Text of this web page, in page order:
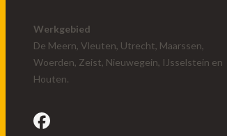
Werkgebied
De Meern, Vleuten, Utrecht, Maarssen,
Woerden, Zeist, Nieuwegein, IJsselstein en
Houten.
facebook